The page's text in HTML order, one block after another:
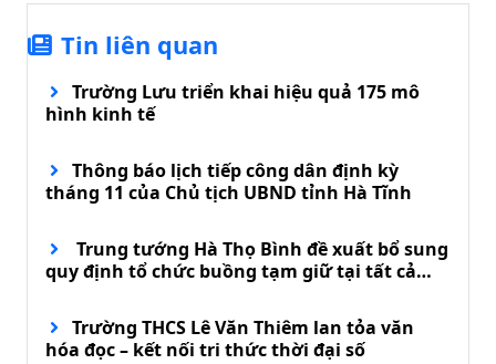
Tin liên quan
Trường Lưu triển khai hiệu quả 175 mô
hình kinh tế
Thông báo lịch tiếp công dân định kỳ
tháng 11 của Chủ tịch UBND tỉnh Hà Tĩnh
Trung tướng Hà Thọ Bình đề xuất bổ sung
quy định tổ chức buồng tạm giữ tại tất cả
Trường THCS Lê Văn Thiêm lan tỏa văn
hóa đọc – kết nối tri thức thời đại số